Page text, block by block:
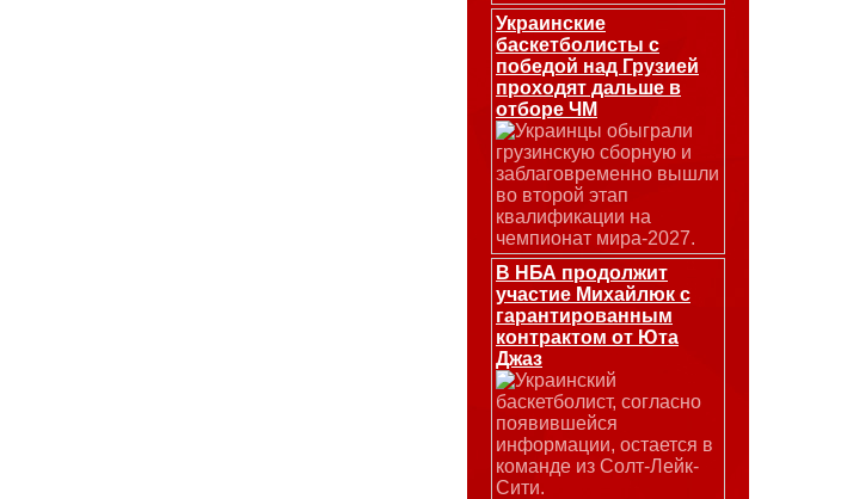
Украинские
баскетболисты с
победой над Грузией
проходят дальше в
отборе ЧМ
Украинцы обыграли
грузинскую сборную и
заблаговременно вышли
во второй этап
квалификации на
чемпионат мира-2027.
В НБА продолжит
участие Михайлюк с
гарантированным
контрактом от Юта
Джаз
Украинский
баскетболист, согласно
появившейся
информации, остается в
команде из Солт-Лейк-
Сити.